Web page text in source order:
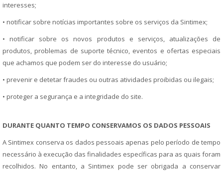
interesses;
• notificar sobre notícias importantes sobre os serviços da Sintimex;
• notificar sobre os novos produtos e serviços, atualizações de
produtos, problemas de suporte técnico, eventos e ofertas especiais
que achamos que podem ser do interesse do usuário;
• prevenir e detetar fraudes ou outras atividades proibidas ou ilegais;
• proteger a segurança e a integridade do site.
DURANTE QUANTO TEMPO CONSERVAMOS OS DADOS PESSOAIS
A Sintimex conserva os dados pessoais apenas pelo período de tempo
necessário à execução das finalidades específicas para as quais foram
recolhidos. No entanto, a Sintimex pode ser obrigada a conservar